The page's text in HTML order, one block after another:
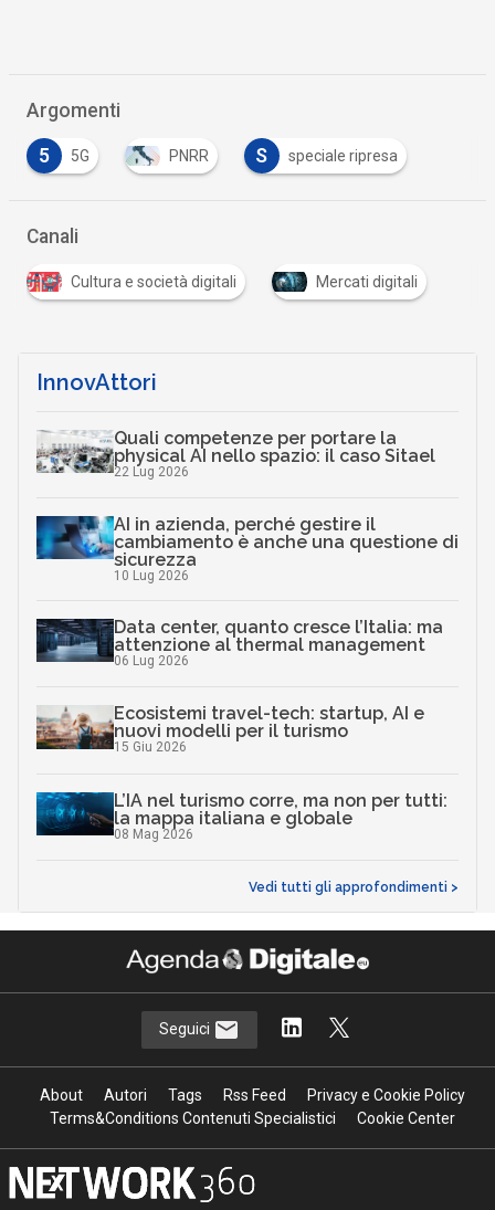
Argomenti
5 5G PNRR S speciale ripresa
Canali
Cultura e società digitali Mercati digitali
InnovAttori
Quali competenze per portare la
physical AI nello spazio: il caso Sitael
22 Lug 2026
AI in azienda, perché gestire il
cambiamento è anche una questione di
sicurezza
10 Lug 2026
Data center, quanto cresce l’Italia: ma
attenzione al thermal management
06 Lug 2026
Ecosistemi travel-tech: startup, AI e
nuovi modelli per il turismo
15 Giu 2026
L’IA nel turismo corre, ma non per tutti:
la mappa italiana e globale
08 Mag 2026
Vedi tutti gli approfondimenti >
Seguici
About Autori Tags Rss Feed
Privacy e Cookie Policy
Terms&Conditions Contenuti Specialistici
Cookie Center